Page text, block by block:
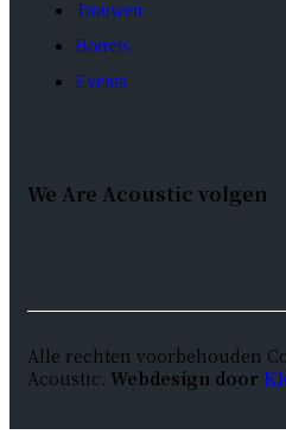
Trouwen
Borrels
Events
We Are Acoustic volgen
Alle rechten voorbehouden
Acoustic. Webdesign door